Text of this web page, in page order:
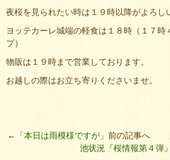
夜桜を見られたい時は１９時以降がよろし
ヨッテカーレ城端の軽食は１８時（１７時
プ）
物販は１９時まで営業しております。
お越しの際はお立ち寄りくださいませ。
←「本日は雨模様ですが 」前の記事へ
池状況『桜情報第４弾』